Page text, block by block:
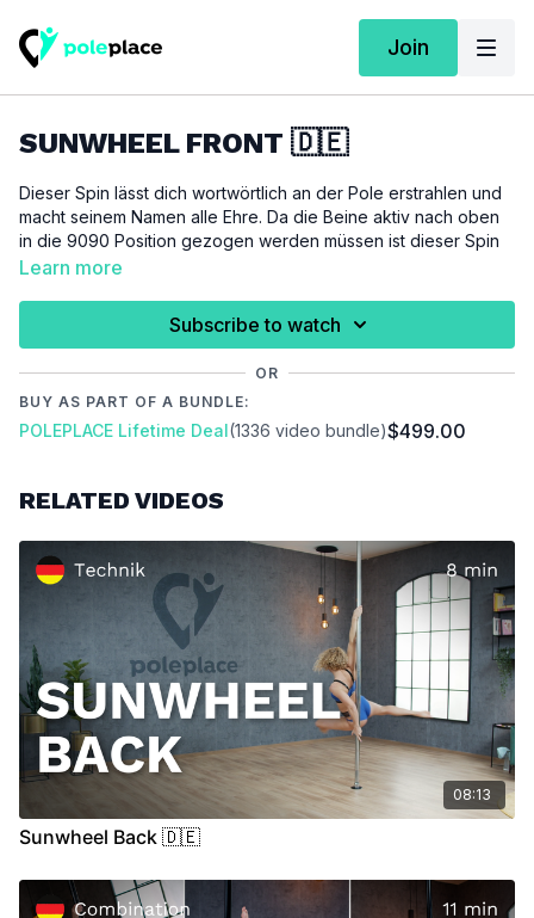
Join
SUNWHEEL FRONT 🇩🇪
Dieser Spin lässt dich wortwörtlich an der Pole erstrahlen und
macht seinem Namen alle Ehre. Da die Beine aktiv nach oben
in die 9090 Position gezogen werden müssen ist dieser Spin
nicht für Anfänger geeignet und findet sich bei uns im Level 2
WICHTIG:
Bitte achte darauf, dich vor der Ausübung dieses Tutorials
00:50 Demo
Learn more
Subscribe to watch
OR
BUY AS PART OF A BUNDLE:
POLEPLACE Lifetime Deal(1336 video bundle)$499.00
RELATED VIDEOS
08:13
Sunwheel Back 🇩🇪